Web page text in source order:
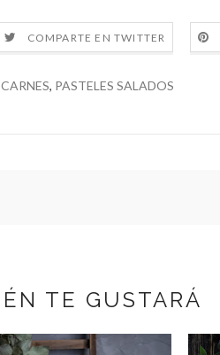
COMPARTE EN TWITTER
CARNES, PASTELES SALADOS
TE GUSTARÁ